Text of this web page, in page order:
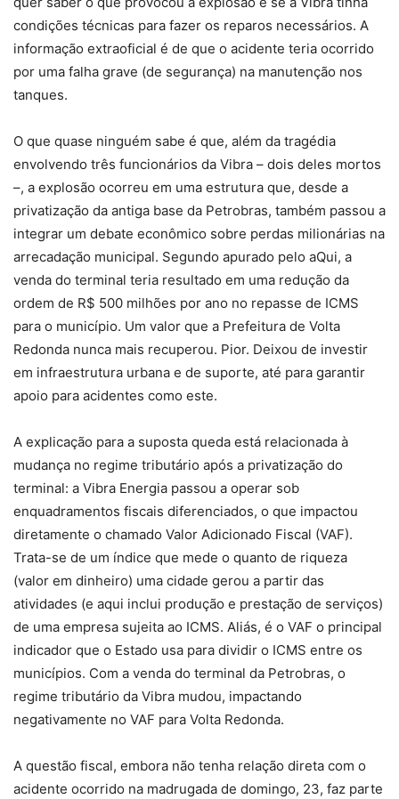
condições técnicas para fazer os reparos necessários. A
informação extraoficial é de que o acidente teria ocorrido
por uma falha grave (de segurança) na manutenção nos
tanques.
O que quase ninguém sabe é que, além da tragédia
envolvendo três funcionários da Vibra – dois deles mortos
–, a explosão ocorreu em uma estrutura que, desde a
privatização da antiga base da Petrobras, também passou a
integrar um debate econômico sobre perdas milionárias na
arrecadação municipal. Segundo apurado pelo aQui, a
venda do terminal teria resultado em uma redução da
ordem de R$ 500 milhões por ano no repasse de ICMS
para o município. Um valor que a Prefeitura de Volta
Redonda nunca mais recuperou. Pior. Deixou de investir
em infraestrutura urbana e de suporte, até para garantir
apoio para acidentes como este.
A explicação para a suposta queda está relacionada à
mudança no regime tributário após a privatização do
terminal: a Vibra Energia passou a operar sob
enquadramentos fiscais diferenciados, o que impactou
diretamente o chamado Valor Adicionado Fiscal (VAF).
Trata-se de um índice que mede o quanto de riqueza
(valor em dinheiro) uma cidade gerou a partir das
atividades (e aqui inclui produção e prestação de serviços)
de uma empresa sujeita ao ICMS. Aliás, é o VAF o principal
indicador que o Estado usa para dividir o ICMS entre os
municípios. Com a venda do terminal da Petrobras, o
regime tributário da Vibra mudou, impactando
negativamente no VAF para Volta Redonda.
A questão fiscal, embora não tenha relação direta com o
acidente ocorrido na madrugada de domingo, 23, faz parte